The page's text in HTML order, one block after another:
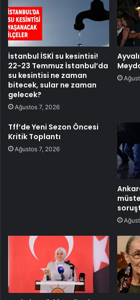
İstanbul İSKİ su kesintisi!
22-23 Temmuz İstanbul’da
su kesintisi ne zaman
bitecek, sular ne zaman
gelecek?
Ağustos 7, 2026
Tff’de Yeni Sezon Öncesi
Kritik Toplantı
Ağustos 7, 2026